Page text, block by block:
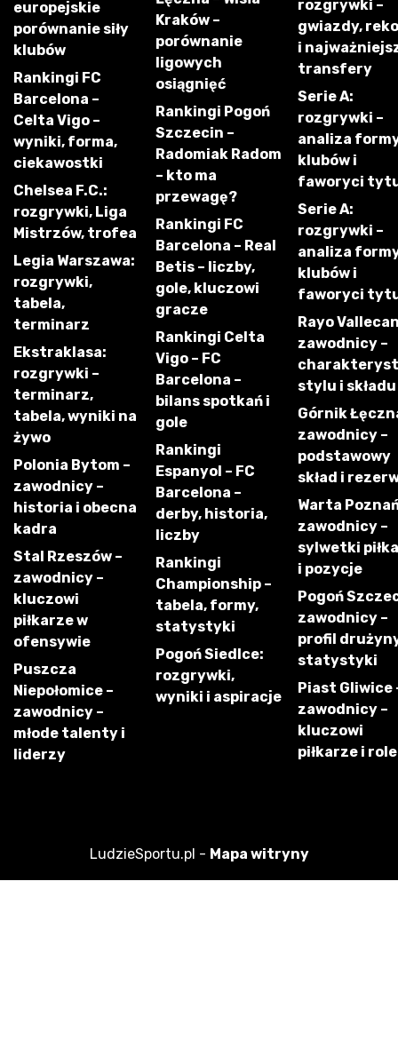
europejskie
porównanie siły
klubów
Rankingi FC
Barcelona –
Celta Vigo –
wyniki, forma,
ciekawostki
Chelsea F.C.:
rozgrywki, Liga
Mistrzów, trofea
Legia Warszawa:
rozgrywki,
tabela,
terminarz
Ekstraklasa:
rozgrywki –
terminarz,
tabela, wyniki na
żywo
Polonia Bytom –
zawodnicy –
historia i obecna
kadra
Stal Rzeszów –
zawodnicy –
kluczowi
piłkarze w
ofensywie
Puszcza
Niepołomice –
zawodnicy –
młode talenty i
liderzy
Kraków –
porównanie
ligowych
osiągnięć
Rankingi Pogoń
Szczecin –
Radomiak Radom
– kto ma
przewagę?
Rankingi FC
Barcelona – Real
Betis – liczby,
gole, kluczowi
gracze
Rankingi Celta
Vigo – FC
Barcelona –
bilans spotkań i
gole
Rankingi
Espanyol – FC
Barcelona –
derby, historia,
liczby
Rankingi
Championship –
tabela, formy,
statystyki
Pogoń Siedlce:
rozgrywki,
wyniki i aspiracje
rozgrywki –
gwiazdy,
i
transfery
Serie A:
rozgrywki –
analiza
klubów i
faworyci
Serie A:
rozgrywki –
analiza
klubów i
faworyci
Rayo
zawodnicy –
stylu i składu
Górnik
zawodnicy –
podstawowy
skład i
Warta
zawodnicy –
sylwetki
i pozycje
Pogoń
zawodnicy –
profil
statystyki
Piast Gliwice
zawodnicy –
kluczowi
piłkarze i role
LudzieSportu.pl - Mapa witryny